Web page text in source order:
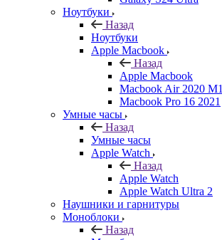
Ноутбуки
Назад
Ноутбуки
Apple Macbook
Назад
Apple Macbook
Macbook Air 2020 M1
Macbook Pro 16 2021
Умные часы
Назад
Умные часы
Apple Watch
Назад
Apple Watch
Apple Watch Ultra 2
Наушники и гарнитуры
Моноблоки
Назад